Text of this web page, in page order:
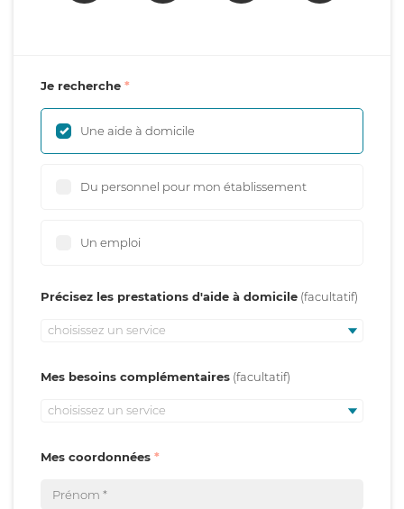
Je recherche
Une aide à domicile
Du personnel pour mon établissement
Un emploi
Précisez les prestations d'aide à domicile
choisissez un service
Mes besoins complémentaires
choisissez un service
Mes coordonnées